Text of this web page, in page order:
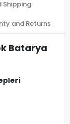
Shipping
and Returns
Batarya